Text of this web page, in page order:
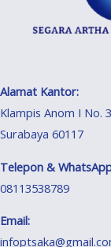
Alamat Kantor:
Klampis Anom I No.
Surabaya 60117
Telepon &
08113538789
Email: